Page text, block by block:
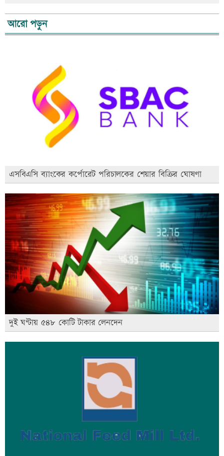
আরো পড়ুন
এসবিএসি ব্যাংকের কর্পোরেট পরিচালকের শেয়ার বিক্রির ঘোষণা
দুই ঘণ্টায় ৫৪৮ কোটি টাকার লেনদেন